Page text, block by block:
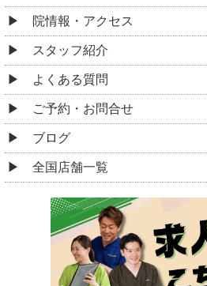
院情報・アクセス
スタッフ紹介
よくある質問
ご予約・お問合せ
ブログ
全国店舗一覧